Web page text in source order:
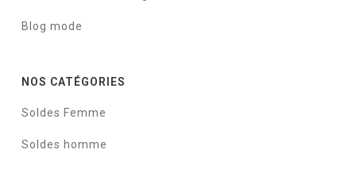
Blog mode
NOS CATÉGORIES
Soldes Femme
Soldes homme